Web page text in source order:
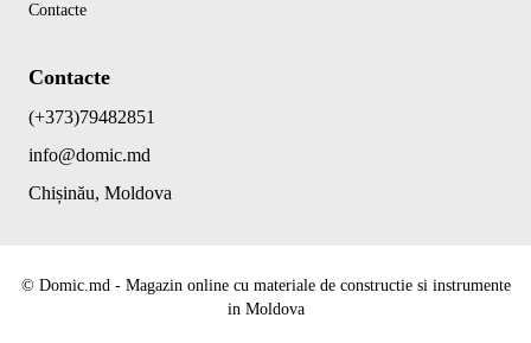
Contacte
Contacte
(+373)79482851
info@domic.md
Chișinău, Moldova
© Domic.md - Magazin online cu materiale de constructie si instrumente
in Moldova